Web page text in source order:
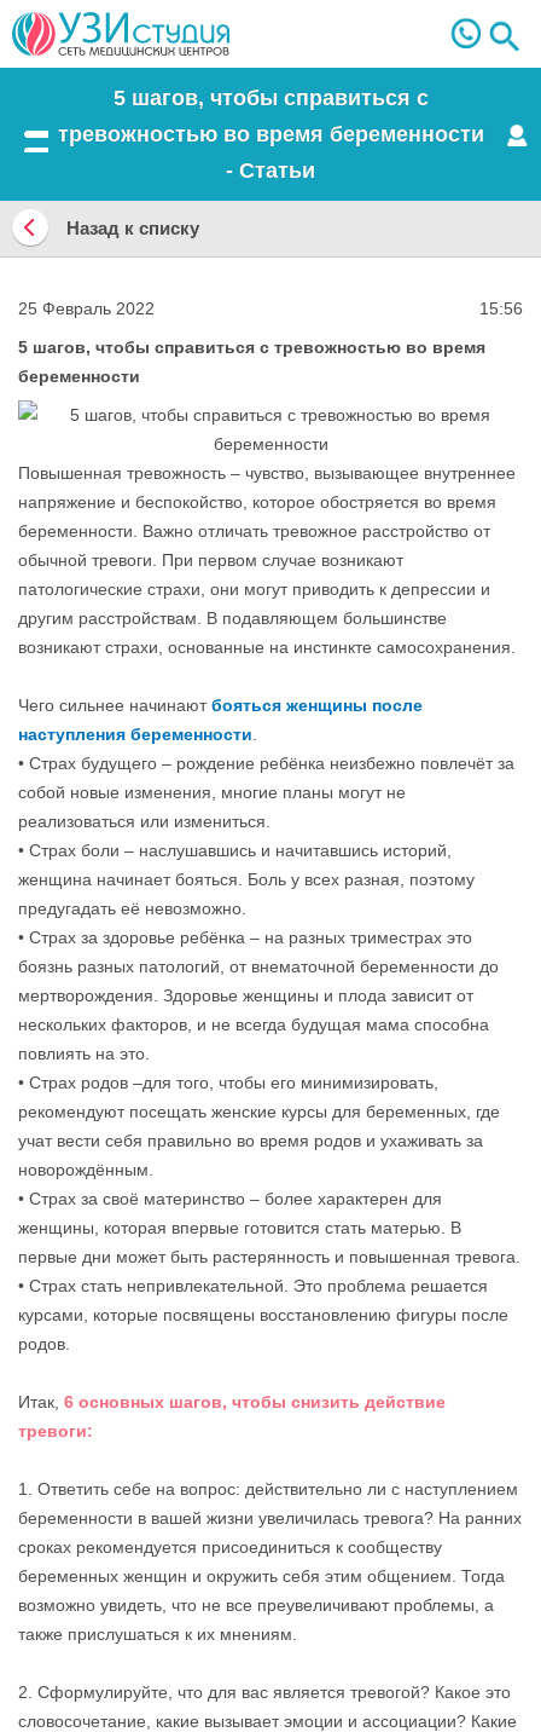
5 шагов, чтобы справиться с
тревожностью во время беременности
- Статьи
Назад
к
списку
Назад к списку
25 Февраль 2022
15:56
5 шагов, чтобы справиться с тревожностью во время
беременности
Повышенная тревожность – чувство, вызывающее внутреннее
напряжение и беспокойство, которое обостряется во время
беременности. Важно отличать тревожное расстройство от
обычной тревоги. При первом случае возникают
патологические страхи, они могут приводить к депрессии и
другим расстройствам. В подавляющем большинстве
возникают страхи, основанные на инстинкте самосохранения.
Чего сильнее начинаютбояться женщины после
наступления беременности
• Страх будущего – рождение ребёнка неизбежно повлечёт за
собой новые изменения, многие планы могут не
реализоваться или измениться.
• Страх боли – наслушавшись и начитавшись историй,
женщина начинает бояться. Боль у всех разная, поэтому
предугадать её невозможно.
• Страх за здоровье ребёнка – на разных триместрах это
боязнь разных патологий, от внематочной беременности до
мертворождения. Здоровье женщины и плода зависит от
нескольких факторов, и не всегда будущая мама способна
повлиять на это.
• Страх родов –для того, чтобы его минимизировать,
рекомендуют посещать женские курсы для беременных, где
учат вести себя правильно во время родов и ухаживать за
новорождённым.
• Страх за своё материнство – более характерен для
женщины, которая впервые готовится стать матерью. В
первые дни может быть растерянность и повышенная тревога.
• Страх стать непривлекательной. Это проблема решается
курсами, которые посвящены восстановлению фигуры после
родов.
Итак, 6 основных шагов, чтобы снизить действие
тревоги:
1. Ответить себе на вопрос: действительно ли с наступлением
беременности в вашей жизни увеличилась тревога? На ранних
сроках рекомендуется присоединиться к сообществу
беременных женщин и окружить себя этим общением. Тогда
возможно увидеть, что не все преувеличивают проблемы, а
также прислушаться к их мнениям.
2. Сформулируйте, что для вас является тревогой? Какое это
словосочетание, какие вызывает эмоции и ассоциации? Какие